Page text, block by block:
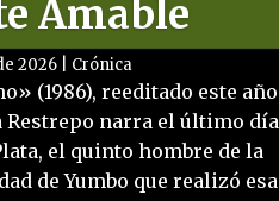
Amable
2026| Crónica
(1986), reeditado este año
Restrepo narra el último día
el quinto hombre de la
de Yumbo que realizó esa